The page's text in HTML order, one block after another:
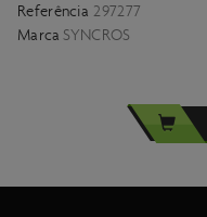
Referência 297277
Marca SYNCROS